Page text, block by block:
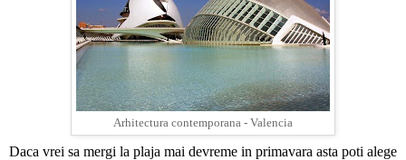
Arhitectura contemporana - Valencia
Daca vrei sa mergi la plaja mai devreme in primavara asta poti alege